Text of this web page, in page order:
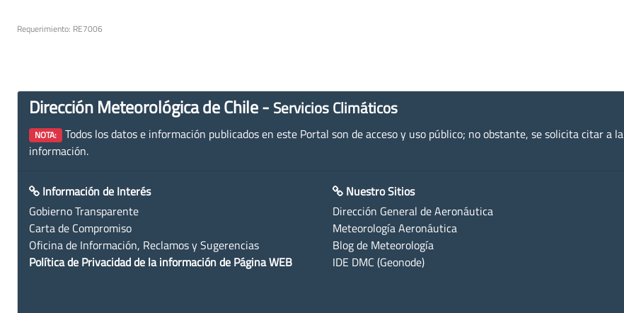
Requerimiento: RE7006
Dirección Meteorológica de Chile - Servicios Climáticos
NOTA: Todos los datos e información publicados en este Portal son de acceso y uso público; no obstante, se solicita citar a la
información.
Información de Interés
Gobierno Transparente
Carta de Compromiso
Oficina de Información, Reclamos y Sugerencias
Política de Privacidad de la información de Página WEB
Nuestro Sitios
Dirección General de Aeronáutica
Meteorología Aeronáutica
Blog de Meteorología
IDE DMC (Geonode)